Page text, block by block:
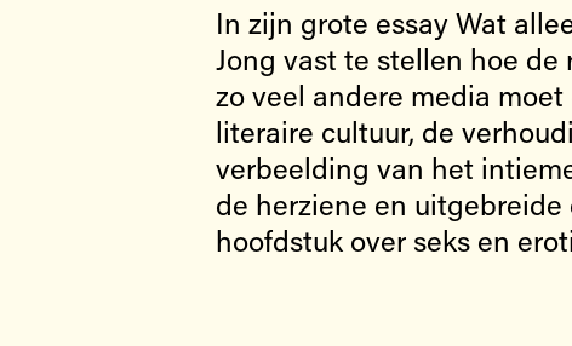
In zijn grote essay Wat
Jong vast te stellen hoe
zo veel andere media
literaire cultuur, de
verbeelding van het
de herziene en
hoofdstuk over seks en